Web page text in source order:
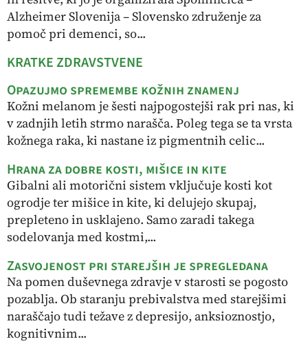
Alzheimer Slovenija – Slovensko združenje za
pomoč pri demenci, so...
KRATKE ZDRAVSTVENE
Opazujmo spremembe kožnih znamenj
Kožni melanom je šesti najpogostejši rak pri nas, ki
v zadnjih letih strmo narašča. Poleg tega se ta vrsta
kožnega raka, ki nastane iz pigmentnih celic...
Hrana za dobre kosti, mišice in kite
Gibalni ali motorični sistem vključuje kosti kot
ogrodje ter mišice in kite, ki delujejo skupaj,
prepleteno in usklajeno. Samo zaradi takega
sodelovanja med kostmi,...
Zasvojenost pri starejših je spregledana
Na pomen duševnega zdravje v starosti se pogosto
pozablja. Ob staranju prebivalstva med starejšimi
naraščajo tudi težave z depresijo, anksioznostjo,
kognitivnim...